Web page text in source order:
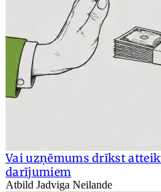
Vai uzņēmums drīkst
darījumiem
Atbild Jadviga Neilande